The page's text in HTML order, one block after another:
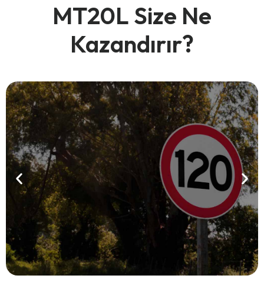
MT20L Size Ne
Kazandırır?
TamKontrol
Tüm araçlarınızı anlık olarak takip eder,
nerede olduklarını her zaman bilirsiniz.